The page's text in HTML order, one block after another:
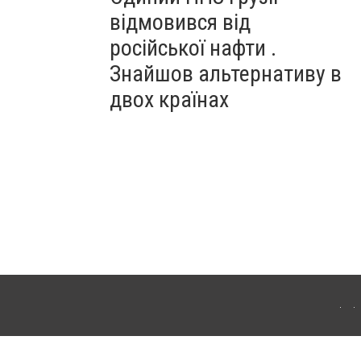
відмовився від
російської нафти .
Знайшов альтернативу в
двох країнах